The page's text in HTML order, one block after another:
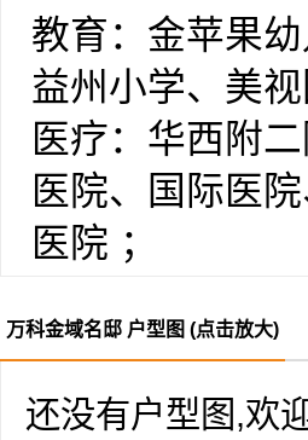
5号线“三江站”
文化、公园六
活的快乐。
项目占地面积
DECO风格。
选。
教育：金苹果
益州小学、美
医疗：华西附
医院、国际医
医院 ；
百货、凯丹广
生活配套：大
万科金域名邸 户型图 (点击放大)
还没有户型图,欢